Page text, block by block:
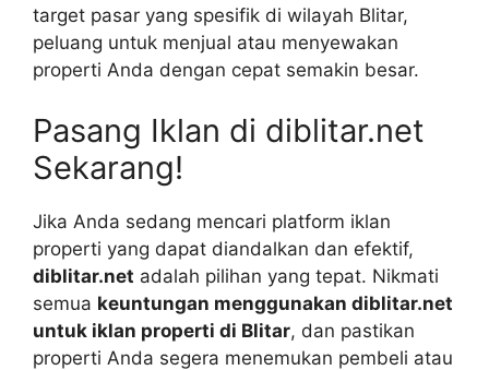
target pasar yang spesifik di wilayah Blitar,
peluang untuk menjual atau menyewakan
properti Anda dengan cepat semakin besar.
Pasang Iklan di diblitar.net
Sekarang!
Jika Anda sedang mencari platform iklan
properti yang dapat diandalkan dan efektif,
diblitar.net adalah pilihan yang tepat. Nikmati
semua keuntungan menggunakan diblitar.net
untuk iklan properti di Blitar, dan pastikan
properti Anda segera menemukan pembeli atau